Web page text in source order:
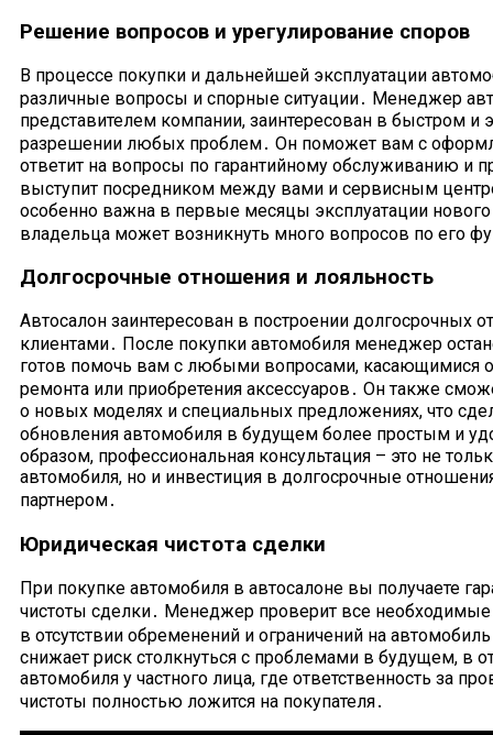
Решение вопросов и урегулирование споров
В процессе покупки и дальнейшей эксплуатации
различные вопросы и спорные ситуации․ Менеджер
представителем компании, заинтересован в быстром
разрешении любых проблем․ Он поможет вам с
ответит на вопросы по гарантийному обслуживанию и
выступит посредником между вами и сервисным
особенно важна в первые месяцы эксплуатации нового
владельца может возникнуть много вопросов по его
Долгосрочные отношения и лояльность
Автосалон заинтересован в построении долгосрочных
клиентами․ После покупки автомобиля менеджер
готов помочь вам с любыми вопросами, касающимися
ремонта или приобретения аксессуаров․ Он также
о новых моделях и специальных предложениях, что
обновления автомобиля в будущем более простым и
образом, профессиональная консультация – это не
автомобиля, но и инвестиция в долгосрочные
партнером․
Юридическая чистота сделки
При покупке автомобиля в автосалоне вы получаете
чистоты сделки․ Менеджер проверит все
в отсутствии обременений и ограничений на
снижает риск столкнуться с проблемами в будущем, в
автомобиля у частного лица, где ответственность за
чистоты полностью ложится на покупателя․